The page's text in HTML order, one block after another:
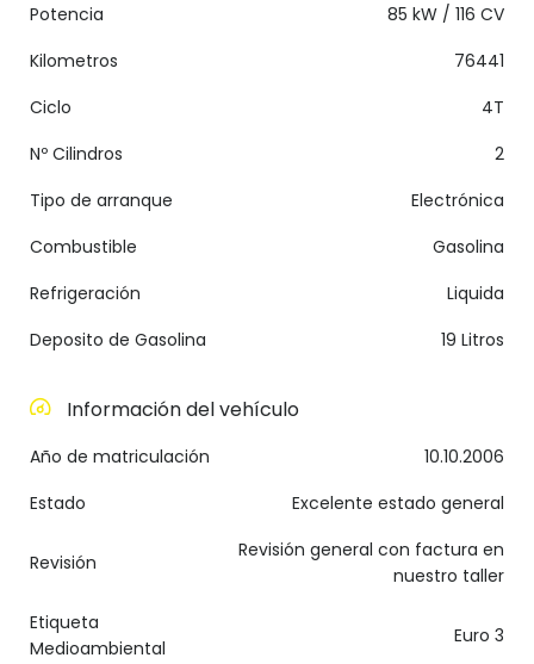
Potencia
85 kW / 116 CV
Kilometros
76441
Ciclo
4T
Nº Cilindros
2
Tipo de arranque
Electrónica
Combustible
Gasolina
Refrigeración
Liquida
Deposito de Gasolina
19 Litros
Información del vehículo
Año de matriculación
10.10.2006
Estado
Excelente estado general
Revisión
Revisión general con factura en
nuestro taller
Etiqueta
Medioambiental
Euro 3